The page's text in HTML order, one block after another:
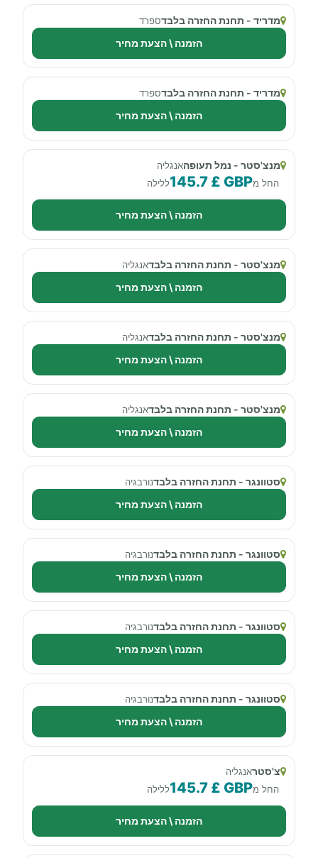
מדריד - תחנת החזרה בלבדספרד
הזמנה \ הצעת מחיר
מדריד - תחנת החזרה בלבדספרד
הזמנה \ הצעת מחיר
מנצ'סטר - נמל תעופהאנגליה
החל מ145.7 £ GBPללילה
הזמנה \ הצעת מחיר
מנצ'סטר - תחנת החזרה בלבדאנגליה
הזמנה \ הצעת מחיר
מנצ'סטר - תחנת החזרה בלבדאנגליה
הזמנה \ הצעת מחיר
מנצ'סטר - תחנת החזרה בלבדאנגליה
הזמנה \ הצעת מחיר
סטוונגר - תחנת החזרה בלבדנורבגיה
הזמנה \ הצעת מחיר
סטוונגר - תחנת החזרה בלבדנורבגיה
הזמנה \ הצעת מחיר
סטוונגר - תחנת החזרה בלבדנורבגיה
הזמנה \ הצעת מחיר
סטוונגר - תחנת החזרה בלבדנורבגיה
הזמנה \ הצעת מחיר
צ'סטראנגליה
החל מ145.7 £ GBPללילה
הזמנה \ הצעת מחיר